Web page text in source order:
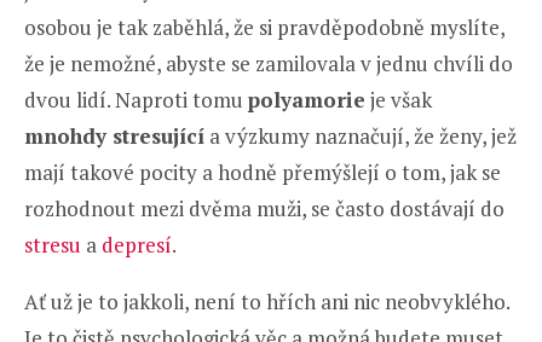
osobou je tak zaběhlá, že si pravděpodobně myslíte,
že je nemožné, abyste se zamilovala v jednu chvíli do
dvou lidí. Naproti tomu polyamorie je však
mnohdy stresující a výzkumy naznačují, že ženy, jež
mají takové pocity a hodně přemýšlejí o tom, jak se
rozhodnout mezi dvěma muži, se často dostávají do
stresu a depresí.
Ať už je to jakkoli, není to hřích ani nic neobvyklého.